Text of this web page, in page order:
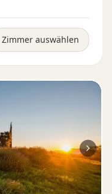
Zimmer auswählen